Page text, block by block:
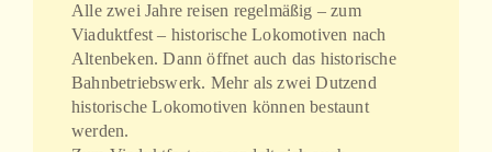
Alle zwei Jahre reisen regelmäßig – zum
Viaduktfest – historische Lokomotiven nach
Altenbeken. Dann öffnet auch das historische
Bahnbetriebswerk. Mehr als zwei Dutzend
historische Lokomotiven können bestaunt
werden.